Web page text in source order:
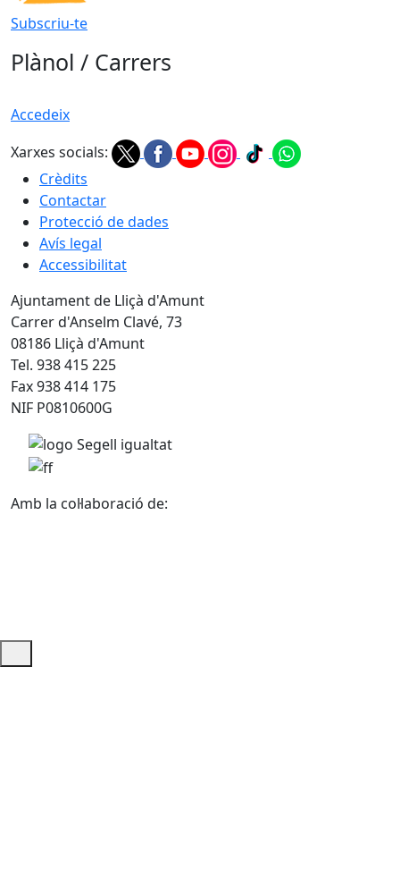
Subscriu-te
Plànol / Carrers
Accedeix
Xarxes socials:
Crèdits
Contactar
Protecció de dades
Avís legal
Accessibilitat
Ajuntament de Lliçà d'Amunt
Carrer d'Anselm Clavé, 73
08186 Lliçà d'Amunt
Tel. 938 415 225
Fax 938 414 175
NIF P0810600G
Amb la col·laboració de: